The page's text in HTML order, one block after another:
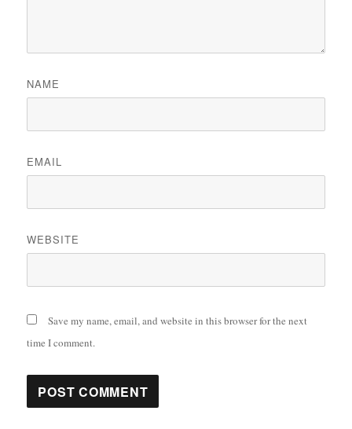
NAME
EMAIL
WEBSITE
Save my name, email, and website in this browser for the next
time I comment.